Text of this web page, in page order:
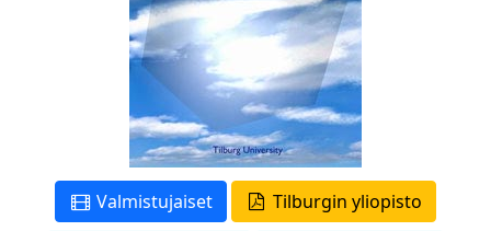
Valmistujaiset Tilburgin yliopisto